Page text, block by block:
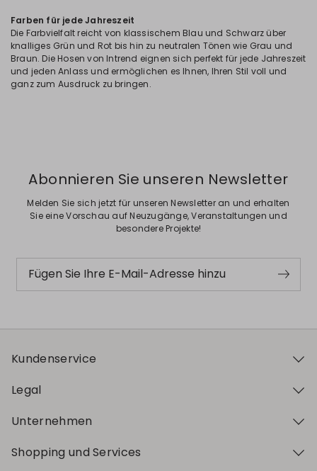
Farben für jede Jahreszeit
Die Farbvielfalt reicht von klassischem Blau und Schwarz über
knalliges Grün und Rot bis hin zu neutralen Tönen wie Grau und
Braun. Die Hosen von Intrend eignen sich perfekt für jede Jahreszeit
und jeden Anlass und ermöglichen es Ihnen, Ihren Stil voll und
ganz zum Ausdruck zu bringen.
Abonnieren Sie unseren Newsletter
Melden Sie sich jetzt für unseren Newsletter an und erhalten
Sie eine Vorschau auf Neuzugänge, Veranstaltungen und
besondere Projekte!
Fügen Sie Ihre E-Mail-Adresse hinzu
Kundenservice
Legal
Unternehmen
Shopping und Services